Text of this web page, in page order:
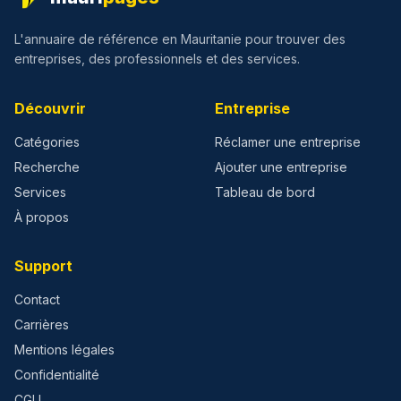
L'annuaire de référence en Mauritanie pour trouver des
entreprises, des professionnels et des services.
Découvrir
Catégories
Recherche
Services
À propos
Entreprise
Réclamer une entreprise
Ajouter une entreprise
Tableau de bord
Support
Contact
Carrières
Mentions légales
Confidentialité